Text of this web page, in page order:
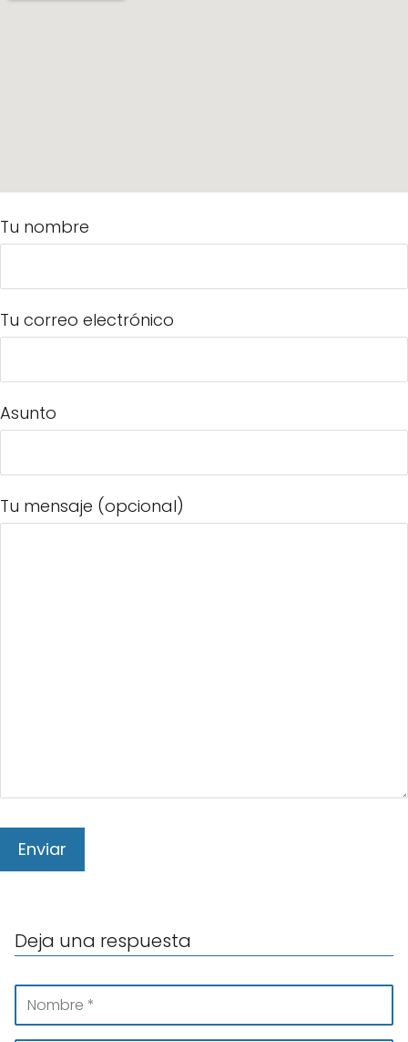
Tu nombre
Tu correo electrónico
Asunto
Tu mensaje (opcional)
Deja una respuesta